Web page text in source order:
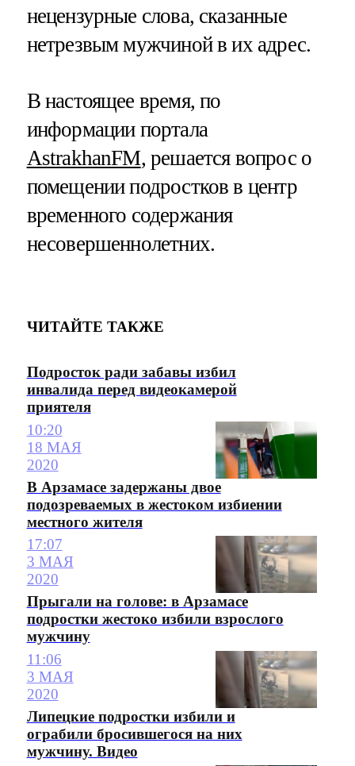
нецензурные слова, сказанные
нетрезвым мужчиной в их адрес.
В настоящее время, по
информации портала
AstrakhanFM, решается вопрос о
помещении подростков в центр
временного содержания
несовершеннолетних.
ЧИТАЙТЕ ТАКЖЕ
Подросток ради забавы избил
инвалида перед видеокамерой
приятеля
10:20
18 МАЯ
2020
В Арзамасе задержаны двое
подозреваемых в жестоком избиении
местного жителя
17:07
3 МАЯ
2020
Прыгали на голове: в Арзамасе
подростки жестоко избили взрослого
мужчину
11:06
3 МАЯ
2020
Липецкие подростки избили и
ограбили бросившегося на них
мужчину. Видео